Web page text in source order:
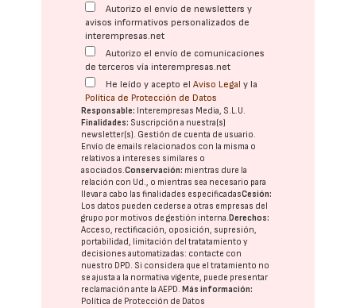
Autorizo el envío de newsletters y
avisos informativos personalizados de
interempresas.net
Autorizo el envío de comunicaciones
de terceros vía interempresas.net
He leído y acepto elAviso Legal y la
Política de Protección de Datos
Responsable: Interempresas Media, S.L.U.
Finalidades: Suscripción a nuestra(s)
newsletter(s). Gestión de cuenta de usuario.
Envío de emails relacionados con la misma o
relativos a intereses similares o
asociados.Conservación: mientras dure la
relación con Ud., o mientras sea necesario para
llevar a cabo las finalidades especificadasCesión:
Los datos pueden cederse a otras empresas del
grupo por motivos de gestión interna. Derechos:
Acceso, rectificación, oposición, supresión,
portabilidad, limitación del tratatamiento y
decisiones automatizadas: contacte con
nuestro DPD. Si considera que el tratamiento no
se ajusta a la normativa vigente, puede presentar
reclamación ante laAEPD. Más información:
Política de Protección de Datos